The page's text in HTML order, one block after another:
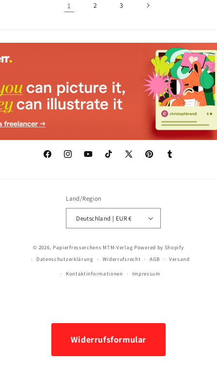
1 2 3
FacebookInstagramYouTubeTikTok
X
PinterestTumblr
Land/Region
Deutschland | EUR €
© 2026, Papierfresserchens MTM-Verlag Powered by Shopify
Datenschutzerklärung
Widerrufsrecht AGB Versand
Kontaktinformationen Impressum
Widerrufsformular